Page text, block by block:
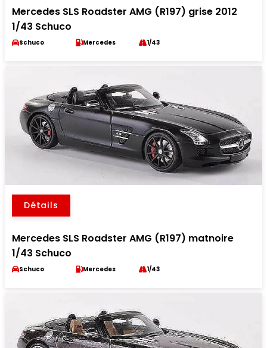
Mercedes SLS Roadster AMG (R197) grise 2012
1/43 Schuco
Schuco Mercedes 1/43
Détails
Mercedes SLS Roadster AMG (R197) matnoire
1/43 Schuco
Schuco Mercedes 1/43